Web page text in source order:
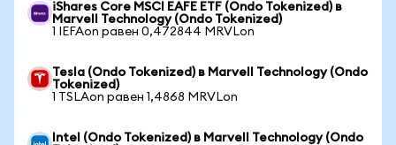
iShares Core MSCI EAFE ETF (Ondo Tokenized) в
Marvell Technology (Ondo Tokenized)
1 IEFAon равен 0,472844 MRVLon
Tesla (Ondo Tokenized) в Marvell Technology (Ondo
Tokenized)
1 TSLAon равен 1,4868 MRVLon
Intel (Ondo Tokenized) в Marvell Technology (Ondo